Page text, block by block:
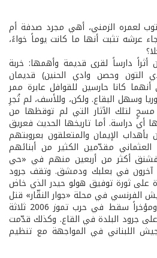
لعمره الزمني، أهي مجرد صدفة أم
عرشه تثبت أنها ما كانت يوماً خواءً،
دارساً لقرى قديمة وأهمها: خربة
التون وحصن وادي الحنين) قديمان
كانا حارسين للقوافل عابرة ممر
وسهل البقاع. ولكن، وللأسف، لم تُجرِ
مسحٍ لتلك الآثار التي لم توقظها من
دراسة. أما تاريخها الحديث فعريق
الإيمان والمتعلقون بعروبتهم
العثماني مقدّمين الكثير من أبنائهم
أكثر من أربعين منهم في «حي
آخرون في بعلبك ودمشق. وتقف جرود
على ثورة توفيق هولو حيدر الذي خاض
الفرنسي في محلة «جوار النقّار» قتل
بنتيجتها 13 جندياً فرنسياً. ومؤخراً سقط في حرب تموز 2006 ثلاثة
جرود البلدة في القاع. وكذلك قدّمت
اللبناني في المواجهة مع تنظيم